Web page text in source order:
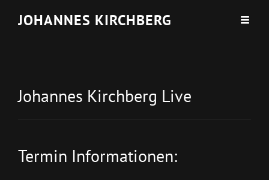
JOHANNES KIRCHBERG
Johannes Kirchberg Live
Termin Informationen: